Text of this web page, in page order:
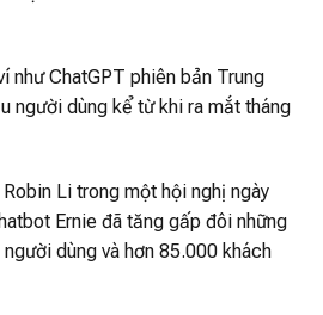
như ChatGPT phiên bản Trung
người dùng kể từ khi ra mắt tháng
Li trong một hội nghị ngày
Ernie đã tăng gấp đôi những
dùng và hơn 85.000 khách